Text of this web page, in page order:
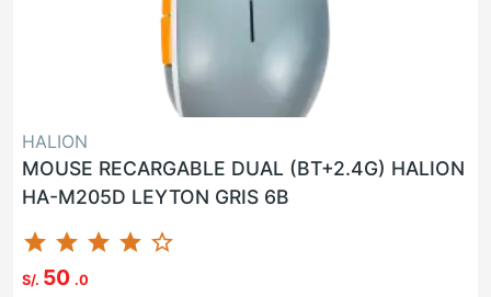
HALION
MOUSE RECARGABLE DUAL (BT+2.4G) HALION
HA-M205D LEYTON GRIS 6B
star star star star star_border
S/. 50 .0